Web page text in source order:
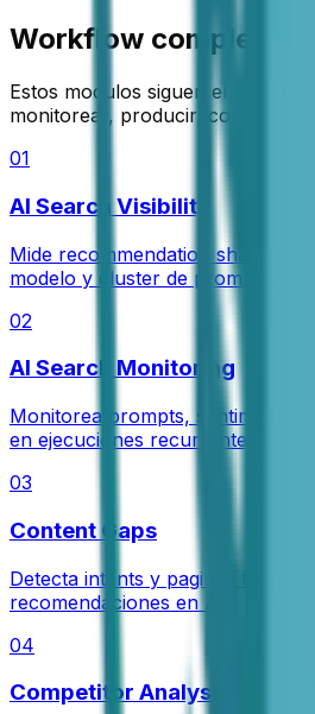
Workflow completo
Estos modulos siguen el orden
monitorear, producir, competir y
01
AI Search Visibility
Mide recommendation share y
modelo y cluster de prompts.
02
AI Search Monitoring
Monitorea prompts, sentimiento
en ejecuciones recurrentes.
03
Content Gaps
Detecta intents y paginas
recomendaciones en AI.
04
Competitor Analysis